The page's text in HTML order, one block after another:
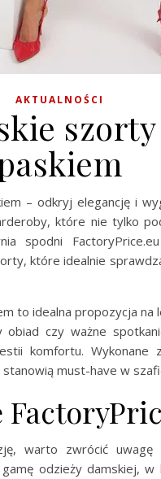
AKTUALNOŚCI
– odkryj elegancję i
które nie tylko
spodni
które idealnie
to idealna propozycja
obiad czy ważne
komfortu. Wykonane
must-have w
warto zwrócić
odzieży damskiej,